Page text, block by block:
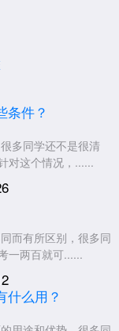
可能继续使用。
次考试。
部分科目考试。
考试，可能用于成考
多同学还不是很清
对这个情况，......
而有所区别，很多同
一两百就可......